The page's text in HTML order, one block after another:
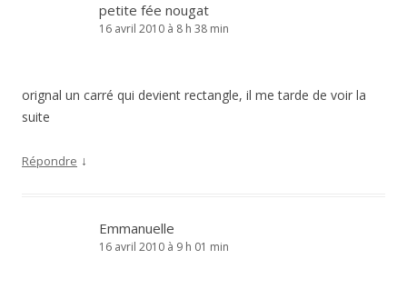
petite fée nougat
16 avril 2010 à 8 h 38 min
orignal un carré qui devient rectangle, il me tarde de voir la
suite
Répondre ↓
Emmanuelle
16 avril 2010 à 9 h 01 min